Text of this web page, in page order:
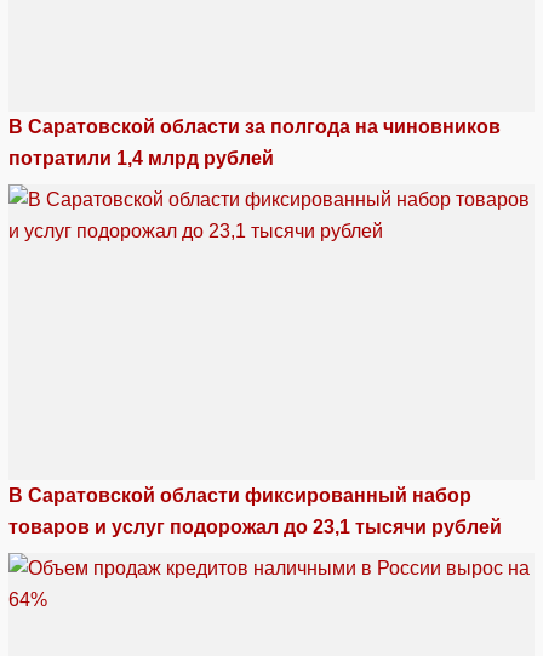
В Саратовской области за полгода на чиновников
потратили 1,4 млрд рублей
В Саратовской области фиксированный набор
товаров и услуг подорожал до 23,1 тысячи рублей